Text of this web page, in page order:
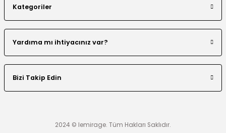
Kategoriler
Yardıma mı ihtiyacınız var?
Bizi Takip Edin
2024 © lemirage. Tüm Hakları Saklıdır.